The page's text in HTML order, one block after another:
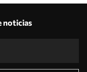
noticias